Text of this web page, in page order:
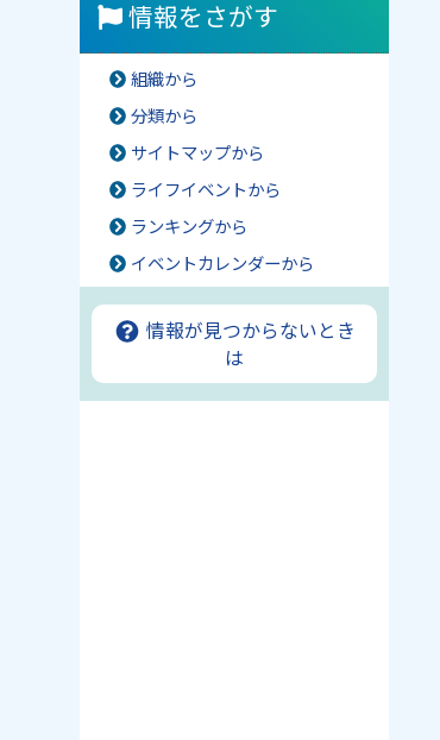
情報をさがす
組織から
分類から
サイトマップから
ライフイベントから
ランキングから
イベントカレンダーから
情報が見つからないとき
は